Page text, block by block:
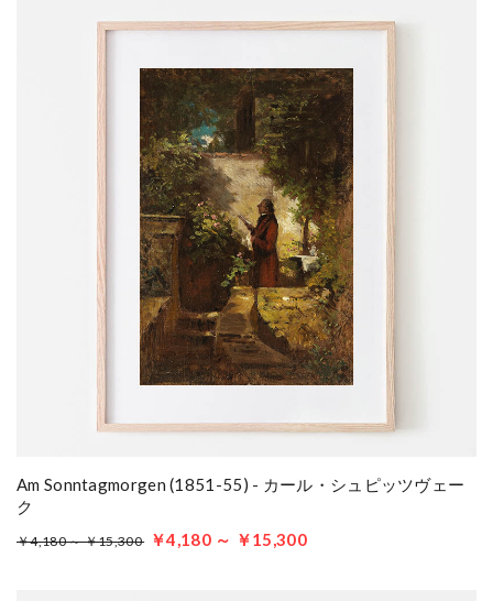
Am Sonntagmorgen (1851-55) - カール・シュピッツヴェー
ク
￥4,180 ～ ￥15,300 ￥4,180 ～ ￥15,300